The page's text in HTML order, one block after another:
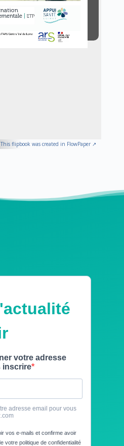
This flipbook was created in FlowPaper ↗